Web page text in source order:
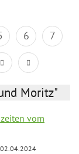
6
7
Moritz"
vom
02.04.2024